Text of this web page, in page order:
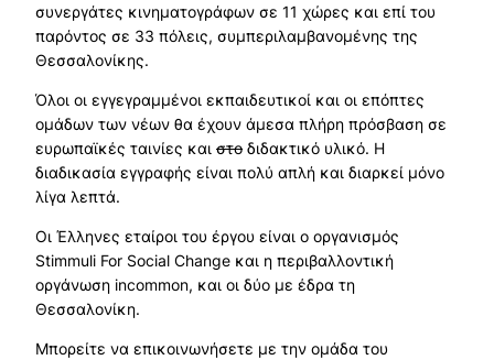
συνεργάτες κινηματογράφων σε 11 χώρες και επί του
παρόντος σε 33 πόλεις, συμπεριλαμβανομένης της
Θεσσαλονίκης.
Όλοι οι εγγεγραμμένοι εκπαιδευτικοί και οι επόπτες
ομάδων των νέων θα έχουν άμεσα πλήρη πρόσβαση σε
ευρωπαϊκές ταινίες και στο διδακτικό υλικό. Η
διαδικασία εγγραφής είναι πολύ απλή και διαρκεί μόνο
λίγα λεπτά.
Οι Έλληνες εταίροι του έργου είναι o οργανισμός
Stimmuli For Social Change και η περιβαλλοντική
οργάνωση incommon, και οι δύο με έδρα τη
Θεσσαλονίκη.
Μπορείτε να επικοινωνήσετε με την ομάδα του